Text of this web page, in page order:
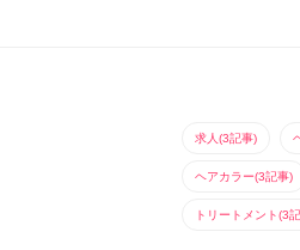
求人(3記事)
ヘアカラー(3記事)
トリートメント(3